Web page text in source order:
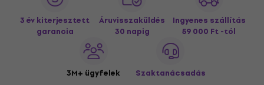
3 év kiterjesztett
garancia
Áruvisszaküldés
30 napig
Ingyenes szállítás
59 000 Ft -tól
3M+ ügyfelek Szaktanácsadás